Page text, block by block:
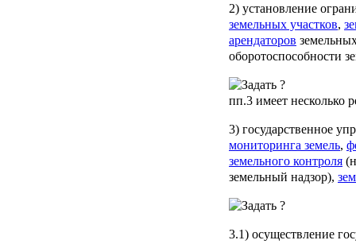
2) установление
земельных участков,
арендаторов
оборотоспособности
пп.3 имеет несколько
3) государственное
мониторинга земель,
земельного контроля
земельный надзор),
3.1) осуществление